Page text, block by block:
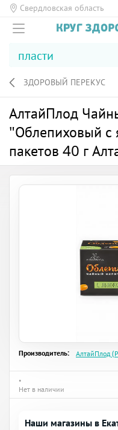
Свердловская область
ЗДОРОВЫЙ ПЕРЕКУС
АлтайПлод
"Облепиховый с
пакетов 40 г
Производитель: АлтайПлод
•
Нет в наличии
Наши магазины в